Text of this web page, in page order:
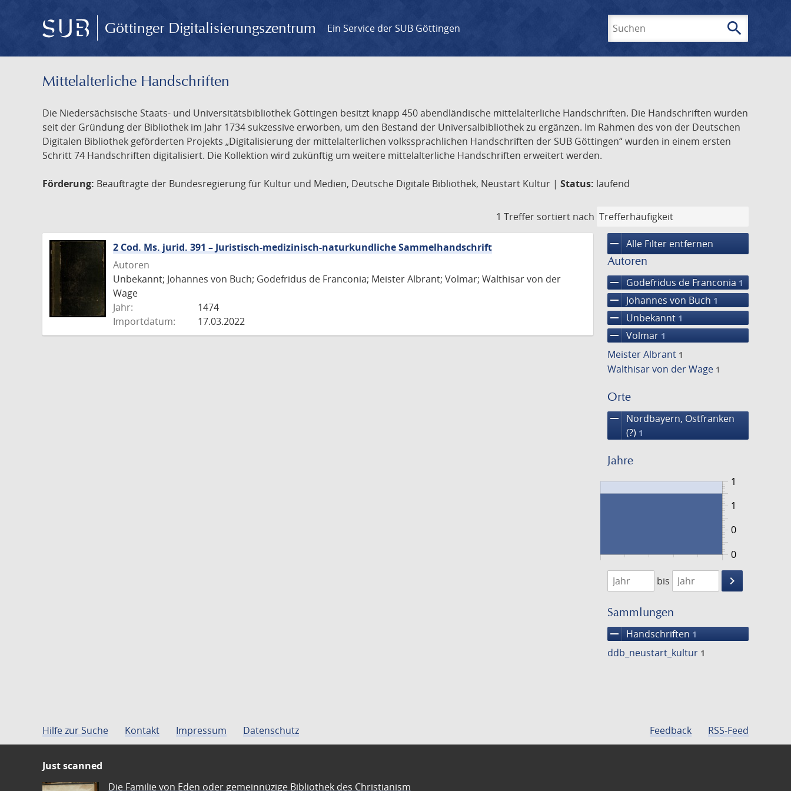
Göttinger Digitalisierungszentrum Ein Service der SUB Göttingen search
Mittelalterliche Handschriften
Die Niedersächsische Staats- und Universitätsbibliothek Göttingen besitzt knapp 450 abendländische mittelalterliche Handschriften. Die Handschriften wurden
seit der Gründung der Bibliothek im Jahr 1734 sukzessive erworben, um den Bestand der Universalbibliothek zu ergänzen. Im Rahmen des von der Deutschen
Digitalen Bibliothek geförderten Projekts „Digitalisierung der mittelalterlichen volkssprachlichen Handschriften der SUB Göttingen“ wurden in einem ersten
Schritt 74 Handschriften digitalisiert. Die Kollektion wird zukünftig um weitere mittelalterliche Handschriften erweitert werden.
Förderung: Beauftragte der Bundesregierung für Kultur und Medien, Deutsche Digitale Bibliothek, Neustart Kultur | Status: laufend
1 Treffer sortiert nach
remove Alle Filter entfernen
Autoren
remove Godefridus de Franconia 1
remove Johannes von Buch 1
remove Unbekannt 1
remove Volmar 1
Meister Albrant 1
Walthisar von der Wage 1
Orte
remove
Nordbayern, Ostfranken
(?) 1
Jahre
0
1
0
1
1474
1475
bis
keyboard_arrow_right
Suche
Sammlungen
remove Handschriften 1
ddb_neustart_kultur 1
2 Cod. Ms. jurid. 391 – Juristisch-medizinisch-naturkundliche Sammelhandschrift
Autoren
Unbekannt; Johannes von Buch; Godefridus de Franconia; Meister Albrant; Volmar; Walthisar von der
Wage
Jahr:
1474
Importdatum:
17.03.2022
Hilfe zur Suche Kontakt Impressum Datenschutz Feedback RSS-Feed
Just scanned
Die Familie von Eden oder gemeinnüzige Bibliothek des Christianism